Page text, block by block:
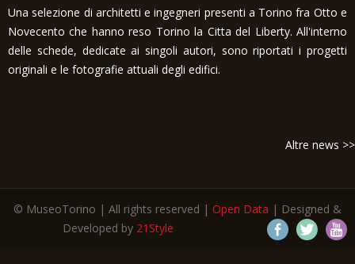
Una selezione di architetti e ingegneri presenti a Torino fra Otto e
Novecento che hanno reso Torino la Citta del Liberty. All'interno
delle schede, dedicate ai singoli autori, sono riportati i progetti
originali e le fotografie attuali degli edifici.
Altre news >>
© MuseoTorino | All rights reserved | Open Data | Designed &
Developed by 21Style